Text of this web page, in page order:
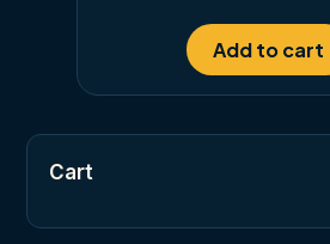
Add to cart
Cart